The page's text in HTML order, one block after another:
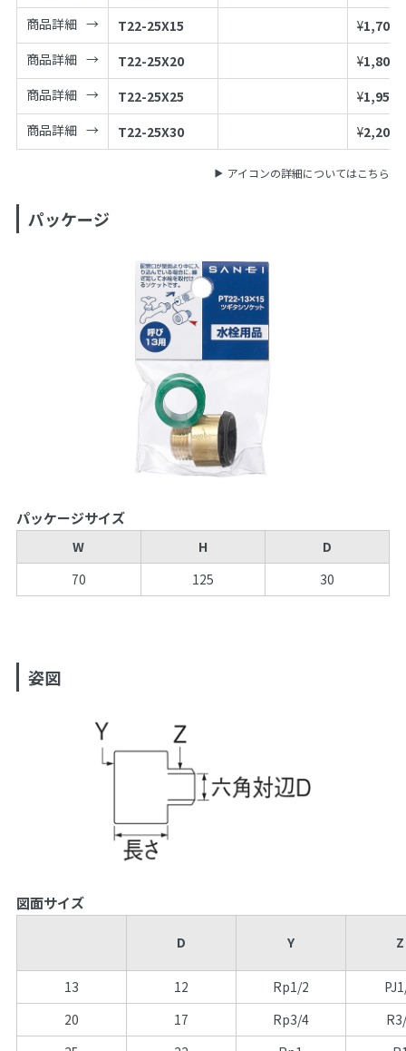
商品詳細
T22-25X15 ¥1,700
商品詳細
T22-25X20 ¥1,800
商品詳細
T22-25X25 ¥1,950
商品詳細
T22-25X30 ¥2,200
アイコンの詳細についてはこちら
パッケージ
パッケージサイズ
W H
D
70
125 30
姿図
図面サイズ
D Y Z
13 12 Rp1/2
20
17 Rp3/4